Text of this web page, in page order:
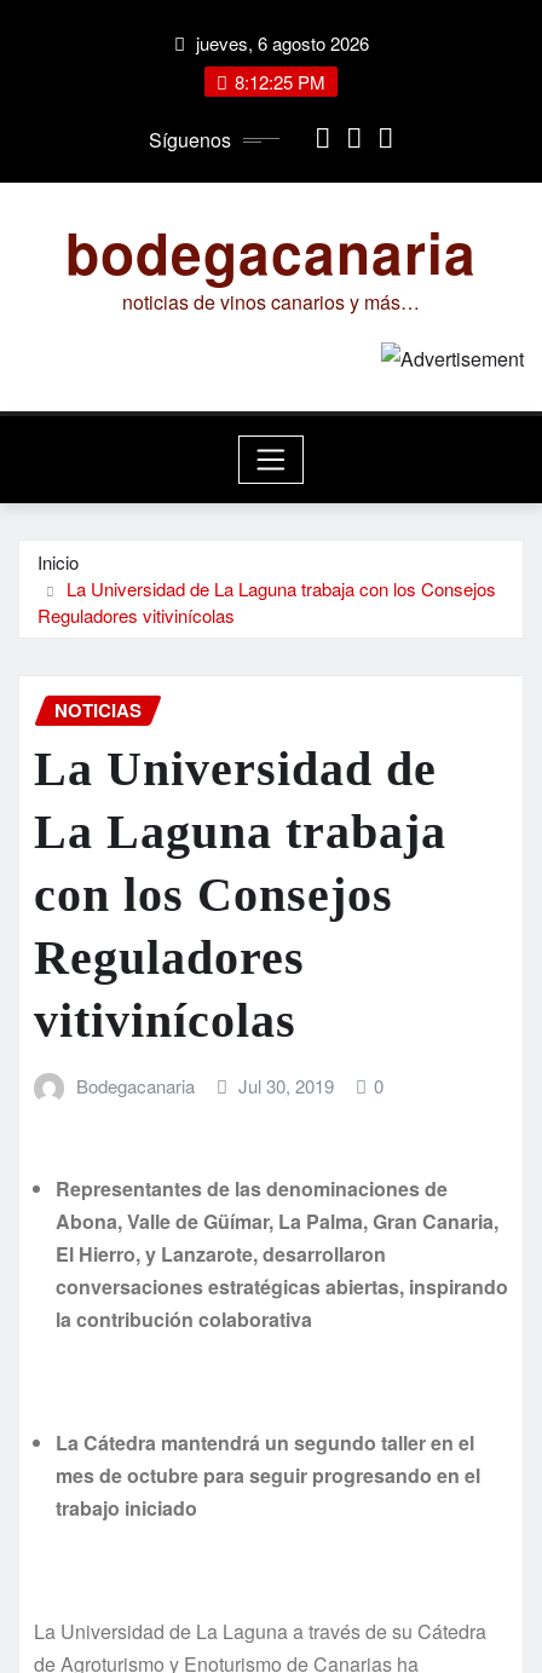
jueves, 6 agosto 2026
8:12:25 PM
Síguenos
bodegacanaria
noticias de vinos canarios y más…
Inicio
La Universidad de La Laguna trabaja con los Consejos
Reguladores vitivinícolas
NOTICIAS
La Universidad de
La Laguna trabaja
con los Consejos
Reguladores
vitivinícolas
Bodegacanaria Jul 30, 2019 0
Representantes de las denominaciones de
Abona, Valle de Güímar, La Palma, Gran Canaria,
El Hierro, y Lanzarote, desarrollaron
conversaciones estratégicas abiertas, inspirando
la contribución colaborativa
La Cátedra mantendrá un segundo taller en el
mes de octubre para seguir progresando en el
trabajo iniciado
La Universidad de La Laguna a través de su Cátedra
de Agroturismo y Enoturismo de Canarias ha